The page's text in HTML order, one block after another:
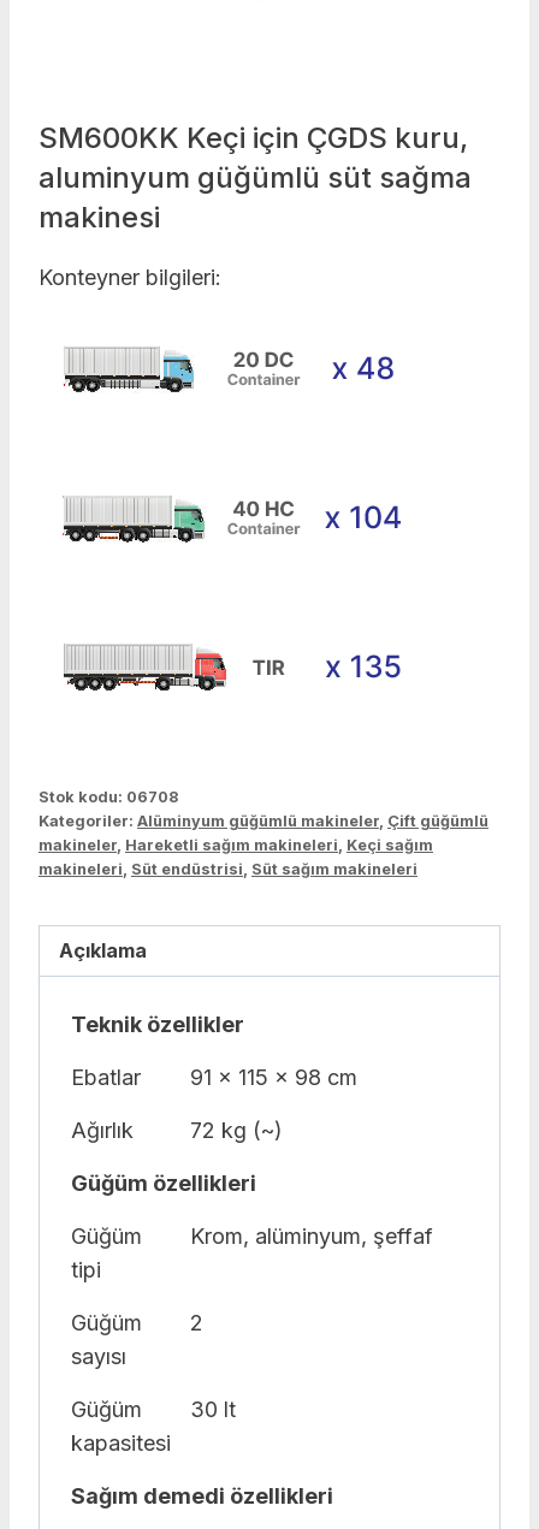
SM600KK Keçi için ÇGDS kuru,
aluminyum güğümlü süt sağma
makinesi
Konteyner bilgileri:
Stok kodu: 06708
Kategoriler: Alüminyum güğümlü makineler, Çift güğümlü
makineler, Hareketli sağım makineleri, Keçi sağım
makineleri, Süt endüstrisi, Süt sağım makineleri
Açıklama
Teknik özellikler
Ebatlar 91 x 115 x 98 cm
Ağırlık 72 kg (~)
Güğüm özellikleri
Güğüm
tipi
Krom, alüminyum, şeffaf
Güğüm
sayısı
2
Güğüm
kapasitesi
30 lt
Sağım demedi özellikleri